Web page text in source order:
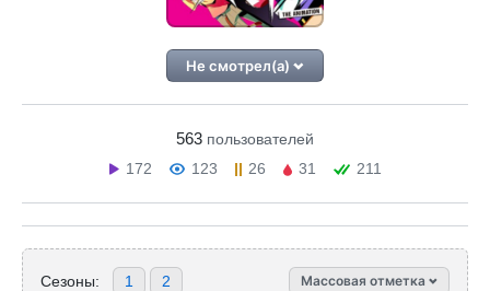
Не смотрел(а)
563 пользователей
172
123 26 31 211
Сезоны: 1 2 Массовая отметка